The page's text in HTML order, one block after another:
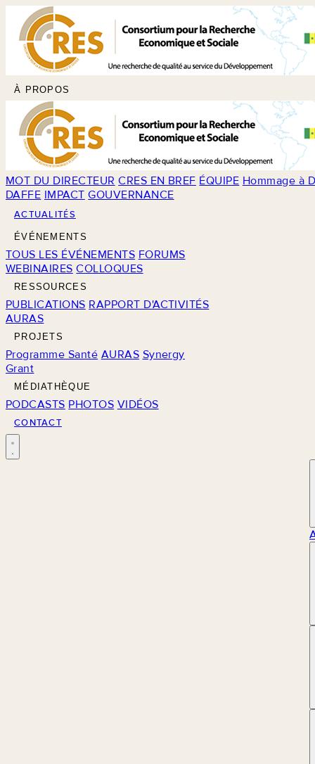
À PROPOS
MOT DU DIRECTEUR CRES EN BREF ÉQUIPE Hommage à
DAFFE IMPACT GOUVERNANCE
ACTUALITÉS
ÉVÉNEMENTS
TOUS LES ÉVÉNEMENTS FORUMS
WEBINAIRES COLLOQUES
RESSOURCES
PUBLICATIONS RAPPORT D'ACTIVITÉS
AURAS
PROJETS
Programme Santé AURAS Synergy
Grant
MÉDIATHÈQUE
PODCASTS PHOTOS VIDÉOS
CONTACT